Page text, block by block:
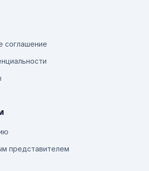
соглашение
представителем